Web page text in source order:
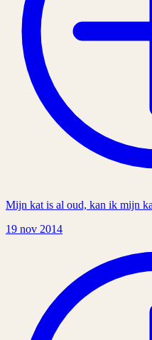
Mijn kat is al oud, kan ik mijn
19 nov 2014